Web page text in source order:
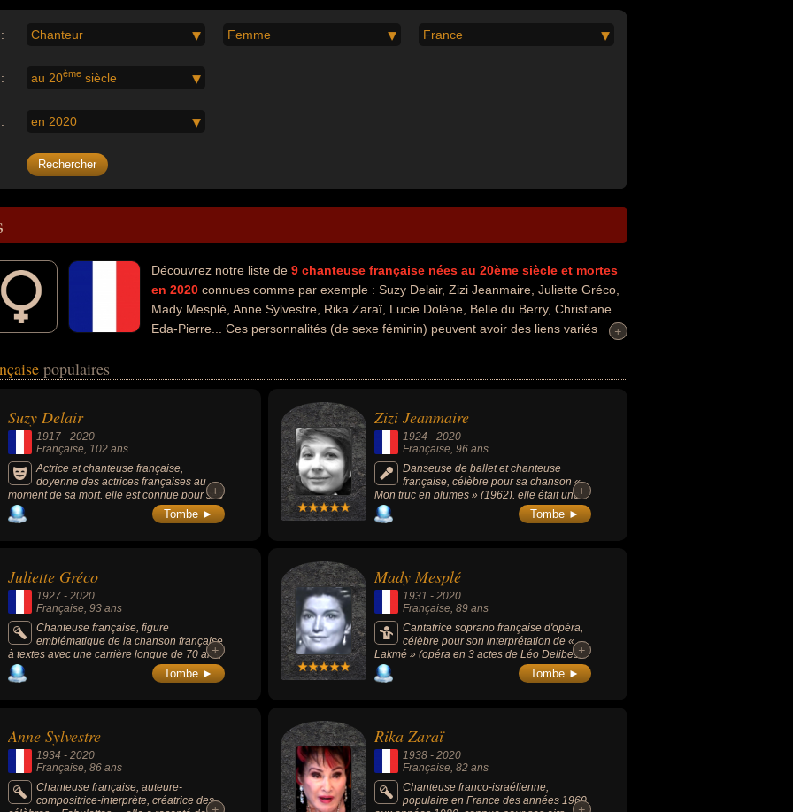
Chanteur Femme France
au 20ème siècle
en 2020
Découvrez notre liste de 9 chanteuse française nées au 20ème siècle et mortes
en 2020 connues comme par exemple : Suzy Delair, Zizi Jeanmaire, Juliette Gréco,
Mady Mesplé, Anne Sylvestre, Rika Zaraï, Lucie Dolène, Belle du Berry, Christiane
Eda-Pierre... Ces personnalités (de sexe féminin) peuvent avoir des liens variés
du dessin-animé, du doublage ou de la musique classique. Ces célébrités peuvent également avoir été
de variétés, féministe, femme politique, parolière, chanteuse d'opérette ou doubleuse. En ce qui
au moment de leurs morts, ils peuvent avoir été israelienne par exemple.
+
+
populaires
Suzy Delair
1917 - 2020
Française, 102 ans
Actrice et chanteuse française,
doyenne des actrices françaises au
moment de sa mort, elle est connue pour ses
interprétations dans le film « Quai des
Orfèvres » (1947) des chansons « Avec son
+
+
Tombe ►
Zizi Jeanmaire
1924 -2020
Française, 96 ans
Danseuse de ballet et chanteuse
française, célèbre pour sa chanson «
Mon truc en plumes » (1962), elle était une
danseuse qui a mêlé ballet, cinéma et music-
hall.
+
+
Tombe ►
Juliette Gréco
1927 - 2020
Française, 93 ans
Chanteuse française, figure
emblématique de la chanson française
à textes avec une carrière longue de 70 ans,
elle est notamment célèbre pour avoir été
l'interprète d'auteurs tels que Raymond
+
+
Tombe ►
Mady Mesplé
1931 -2020
Française, 89 ans
Cantatrice soprano française d'opéra,
célèbre pour son interprétation de «
Lakmé » (opéra en 3 actes de Léo Delibes,
1883) et pour avoir popularisé l’opéra.
+
+
Tombe ►
Anne Sylvestre
1934 - 2020
Française, 86 ans
Chanteuse française, auteure-
compositrice-interprète, créatrice des
Rika Zaraï
1938 -2020
Française, 82 ans
Chanteuse franco-israélienne,
populaire en France des années 1960